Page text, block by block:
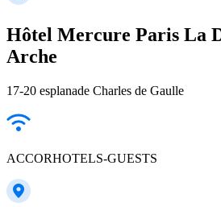
Hôtel Mercure Paris La
Arche
17-20 esplanade Charles de Gaulle
ACCORHOTELS-GUESTS